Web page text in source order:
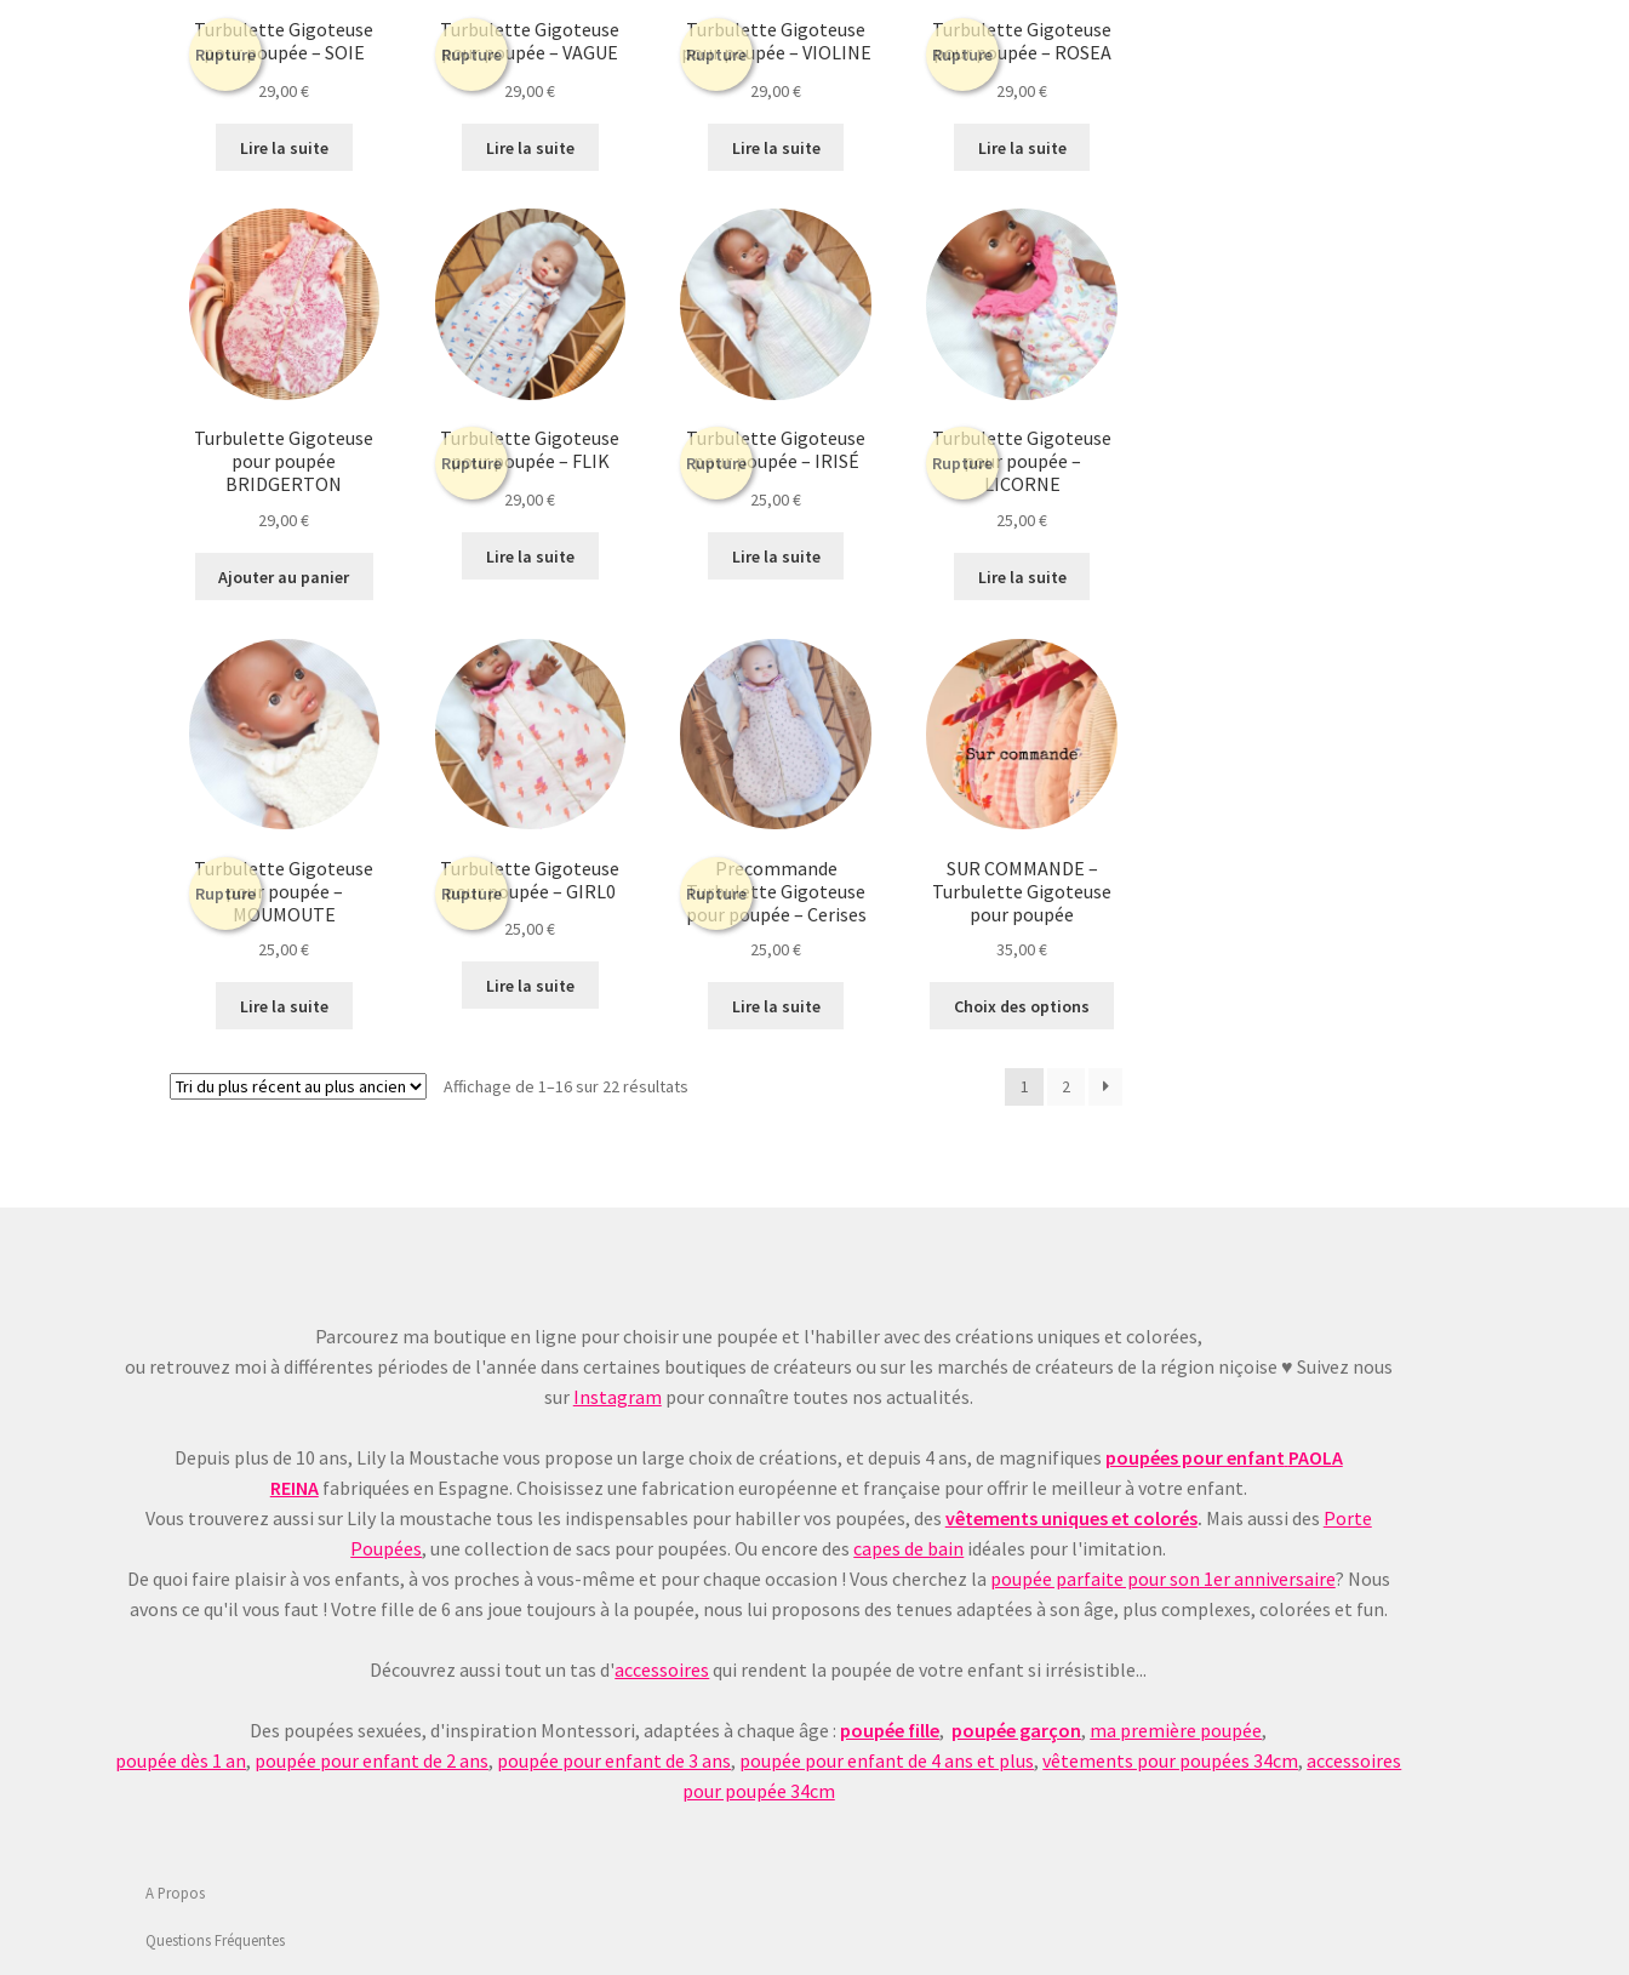
Rupture
Turbulette Gigoteuse
pour poupée – SOIE
29,00€
Lire la suite
Rupture
Turbulette Gigoteuse
pour poupée – VAGUE
29,00€
Lire la suite
Rupture
Turbulette Gigoteuse
pour poupée – VIOLINE
29,00€
Lire la suite
Rupture
Turbulette Gigoteuse
pour poupée – ROSEA
29,00€
Lire la suite
Turbulette Gigoteuse
pour poupée
BRIDGERTON
29,00€
Ajouter au panier
Rupture
Turbulette Gigoteuse
pour poupée – FLIK
29,00€
Lire la suite
Rupture
Turbulette Gigoteuse
pour poupée – IRISÉ
25,00€
Lire la suite
Rupture
Turbulette Gigoteuse
pour poupée –
LICORNE
25,00€
Lire la suite
Rupture
Turbulette Gigoteuse
pour poupée –
MOUMOUTE
25,00€
Lire la suite
Rupture
Turbulette Gigoteuse
pour poupée – GIRL0
25,00€
Lire la suite
Rupture
Precommande
Turbulette Gigoteuse
pour poupée – Cerises
25,00€
Lire la suite
SUR COMMANDE –
Turbulette Gigoteuse
pour poupée
35,00€
Choix des options
du
produit
Affichage de 1–16 sur 22 résultats 1 2
Parcourez ma boutique en ligne pour choisir une poupée et l'habiller avec des créations uniques et colorées,
ou retrouvez moi à différentes périodes de l'année dans certaines boutiques de créateurs ou sur les marchés de créateurs de la région niçoise ♥ Suivez nous
sur Instagram pour connaître toutes nos actualités.
Depuis plus de 10 ans, Lily la Moustache vous propose un large choix de créations, et depuis 4 ans, de magnifiques poupées pour enfant PAOLA
REINAfabriquées en Espagne. Choisissez une fabrication européenne et française pour offrir le meilleur à votre enfant.
Vous trouverez aussi sur Lily la moustache tous les indispensables pour habiller vos poupées, des vêtements uniques et colorés. Mais aussi des Porte
Poupées, une collection de sacs pour poupées. Ou encore descapes de bain idéales pour l'imitation.
De quoi faire plaisir à vos enfants, à vos proches à vous-même et pour chaque occasion ! Vous cherchez la poupée parfaite pour son 1er anniversaire? Nous
avons ce qu'il vous faut ! Votre fille de 6 ans joue toujours à la poupée, nous lui proposons des tenues adaptées à son âge, plus complexes, colorées et fun.
Découvrez aussi tout un tas d'accessoires qui rendent la poupée de votre enfant si irrésistible...
Des poupées sexuées, d'inspiration Montessori, adaptées à chaque âge : poupée fille, poupée garçon, ma première poupée,
poupée dès 1 an, poupée pour enfant de 2 ans, poupée pour enfant de 3 ans, poupée pour enfant de 4 ans et plus,vêtements pour poupées 34cm,accessoires
pour poupée 34cm
A Propos
Questions Fréquentes